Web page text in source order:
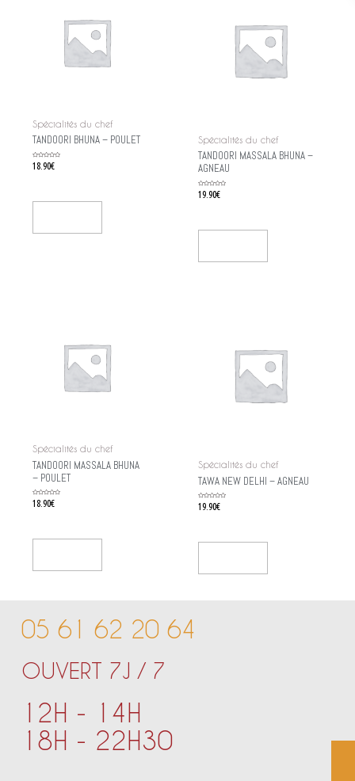
Spécialités du chef
TANDOORI BHUNA – POULET
Rated
18.90€
Spécialités du chef
TANDOORI MASSALA BHUNA –
AGNEAU
Rated
19.90€
Spécialités du chef
TANDOORI MASSALA BHUNA
– POULET
Rated
18.90€
Spécialités du chef
TAWA NEW DELHI – AGNEAU
Rated
19.90€
05 61 62 20 64
OUVERT 7J / 7
12H - 14H
18H - 22H30